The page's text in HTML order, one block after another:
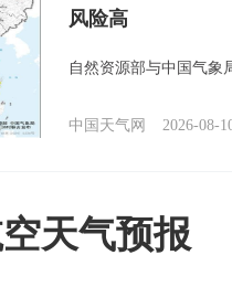
风险高
自然资源部与中国气象
中国天气网 2026-08-
天气预报